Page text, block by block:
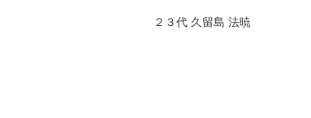
２３代 久留島 法暁